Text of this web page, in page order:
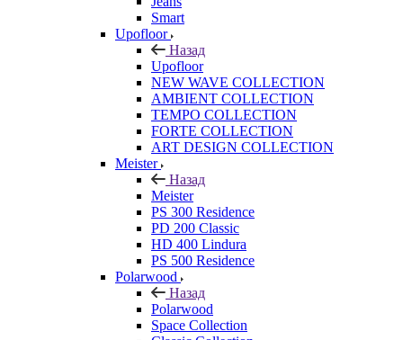
Smart
Upofloor
Назад
Upofloor
NEW WAVE COLLECTION
AMBIENT COLLECTION
TEMPO COLLECTION
FORTE COLLECTION
ART DESIGN COLLECTION
Meister
Назад
Meister
PS 300 Residence
PD 200 Classic
HD 400 Lindura
PS 500 Residence
Polarwood
Назад
Polarwood
Space Collection